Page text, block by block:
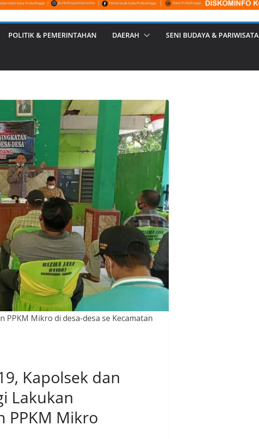
POLITIK & PEMERINTAHAN DAERAH SENI BUDAYA & PARIWISATA
PPKM Mikro di desa-desa se Kecamatan
Kapolsek dan
Lakukan
PPKM Mikro